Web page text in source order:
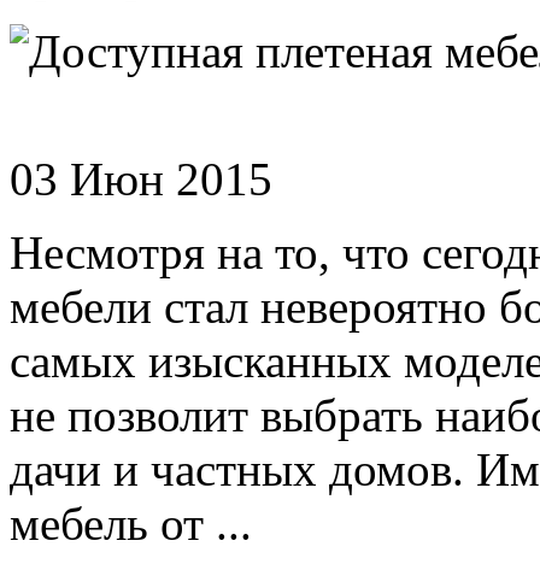
03 Июн 2015
Несмотря на то, что
мебели стал невероятно
самых изысканных
не позволит выбрать
дачи и частных домов.
мебель от ...